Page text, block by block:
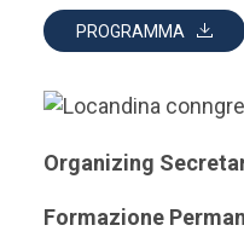
PROGRAMMA
Organizing
Formazione